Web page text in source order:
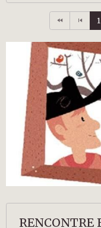
1
RENCONTRE